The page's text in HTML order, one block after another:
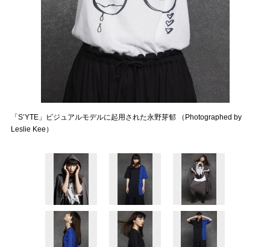
「S’YTE」ビジュアルモデルに起用された永野芽郁 （Photographed by
Leslie Kee）